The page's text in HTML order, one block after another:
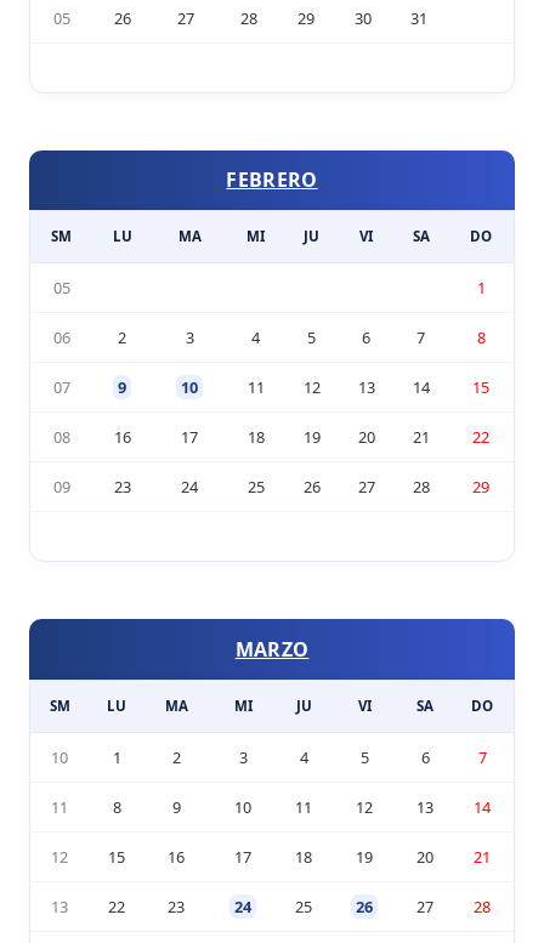
05 26 27 28 29 30 31
FEBRERO
SM LU MA MI JU VI SA DO
05 1
06 2 3 4 5 6 7 8
07 9 10 11 12 13 14 15
08 16 17 18 19 20 21 22
09 23 24 25 26 27 28 29
MARZO
SM LU MA MI JU VI SA DO
10 1 2 3 4 5 6 7
11 8 9 10 11 12 13 14
12 15 16 17 18 19 20 21
13 22 23 24 25 26 27 28